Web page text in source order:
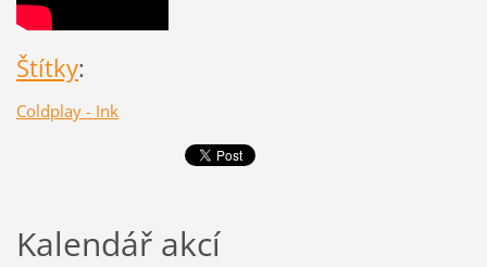
Štítky:
Coldplay - Ink
Kalendář akcí